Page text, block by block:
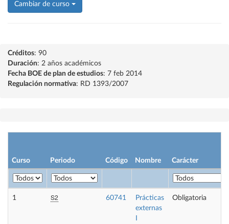
Cambiar de curso
Créditos: 90
Duración: 2 años académicos
Fecha BOE de plan de estudios: 7 feb 2014
Regulación normativa: RD 1393/2007
Curso Periodo Código Nombre Carácter
1 S2 60741
Prácticas
externas
Obligatoria